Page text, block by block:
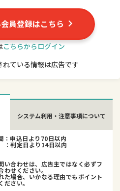
員登録はこちら
こちらからログイン
ている情報は広告です
システム利用・注意事項について
：申込日より70日以内
判定日より14日以内
い合わせは、広告主ではなく必ずフ
せください。
た場合、いかなる理由でもポイント
さい。